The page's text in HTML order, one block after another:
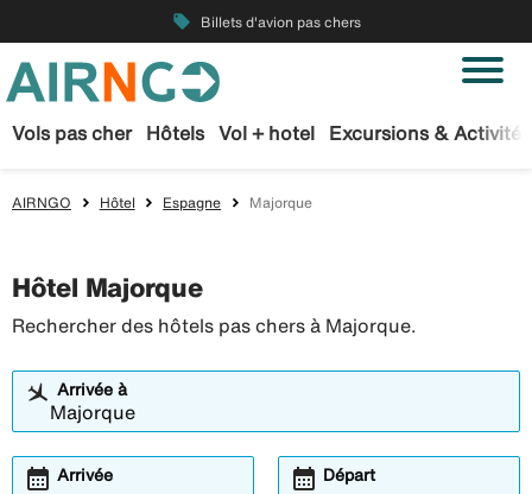
local_offer Billets d'avion pas chers
Vols pas cher Hôtels Vol + hotel Excursions & Activités
AIRNGO Hôtel Espagne Majorque
Hôtel Majorque
Rechercher des hôtels pas chers à Majorque.
Arrivée à
Arrivée
calendar_month Départ
calendar_month